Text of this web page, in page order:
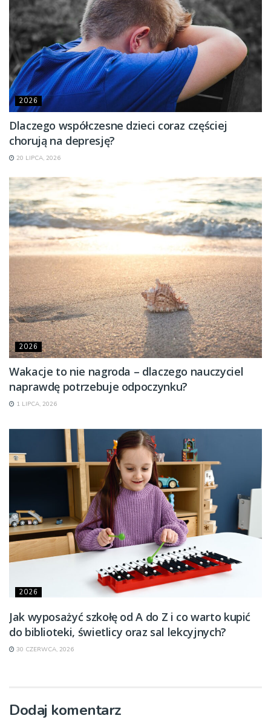
2026
Dlaczego współczesne dzieci coraz częściej
chorują na depresję?
20 LIPCA, 2026
2026
Wakacje to nie nagroda – dlaczego nauczyciel
naprawdę potrzebuje odpoczynku?
1 LIPCA, 2026
2026
Jak wyposażyć szkołę od A do Z i co warto kupić
do biblioteki, świetlicy oraz sal lekcyjnych?
30 CZERWCA, 2026
Dodaj komentarz